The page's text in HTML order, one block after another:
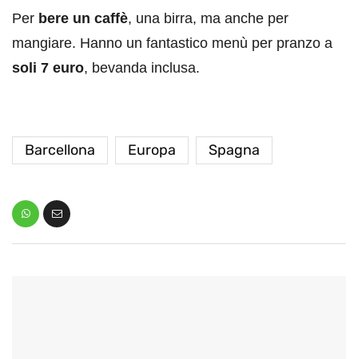
Per bere un caffè, una birra, ma anche per
mangiare. Hanno un fantastico menù per pranzo a
soli 7 euro, bevanda inclusa.
Barcellona Europa Spagna